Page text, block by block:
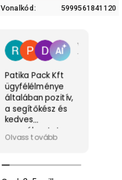
Vonalkód: 5999561841120
Patika Pack Kft
ügyfélélménye
általában pozitív,
a segítőkész és
kedves
személyzetet
sokan dicsérik.
kiszolgálásuk és
Olvass tovább